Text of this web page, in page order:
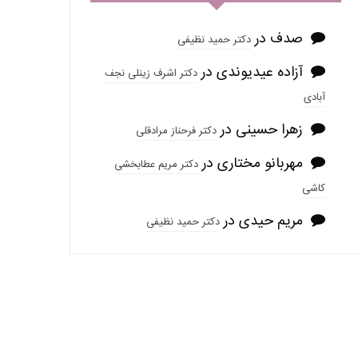
صدف دردکتر حمید نظیفی
آزاده عیدیوندی دردکتر اشرف زینلی نجف
آبادی
زهرا حسینی دردکتر فرحناز مرادقلی
مهربانو مختاری دردکتر مریم عطابخشی
کاشی
مریم حیدی دردکتر حمید نظیفی